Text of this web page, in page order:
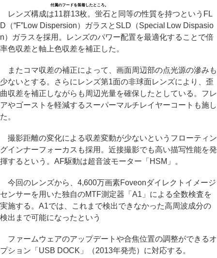
付属のフードを装着したところ。
レンズ構成は11群13枚。蛍石と同等の性質を持つというFL
D（“F”Low Dispersion）ガラスとSLD（Special Low Dispasio
n）ガラスを採用。レンズのパワー配置を最適化することで倍
率色収差と軸上色収差を補正した。
またコマ収差の補正によって、画面周辺部の点光源の滲みも
少ないとする。さらにレンズ第1面の非球面レンズにより、歪
曲収差を補正しながらも周辺光量を確保したとしている。フレ
アやゴーストを軽減するスーパーマルチレイヤーコートも施し
た。
撮影距離の変化による収差変動が少ないというフローティン
グインナーフォーカスも採用。近接撮影でも高い描写性能を発
揮するという。AF駆動は超音波モーター「HSM」。
今回のレンズから、4,600万画素Foveonダイレクトイメージ
センサーを用いた独自のMTF測定器「A1」による全数検査を
実施する。A1では、これまで検出できなかった高周波成分の
検出まで可能になったという
ファームウェアのアップデートや合焦位置の調整ができるオ
プション「USB DOCK」（2013年発売）に対応する。